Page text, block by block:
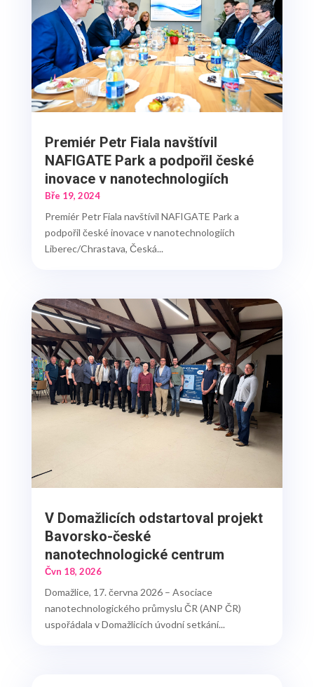
Premiér Petr Fiala navštívil
NAFIGATE Park a podpořil české
inovace v nanotechnologiích
Bře 19, 2024
Premiér Petr Fiala navštívil NAFIGATE Park a
podpořil české inovace v nanotechnologiích
Liberec/Chrastava, Česká...
V Domažlicích odstartoval projekt
Bavorsko-české
nanotechnologické centrum
Čvn 18, 2026
Domažlice, 17. června 2026 – Asociace
nanotechnologického průmyslu ČR (ANP ČR)
uspořádala v Domažlicích úvodní setkání...